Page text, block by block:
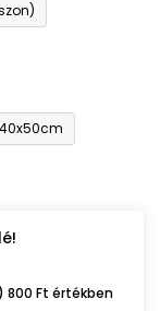
40x50cm
800 Ft értékben